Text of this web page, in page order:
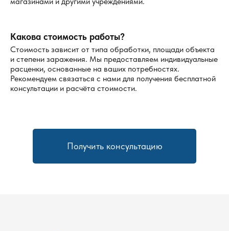
Какова стоимость работы?
Стоимость зависит от типа обработки, площади объекта
и степени заражения. Мы предоставляем индивидуальные
расценки, основанные на ваших потребностях.
Рекомендуем связаться с нами для получения бесплатной
консультации и расчёта стоимости.
Получить консультацию